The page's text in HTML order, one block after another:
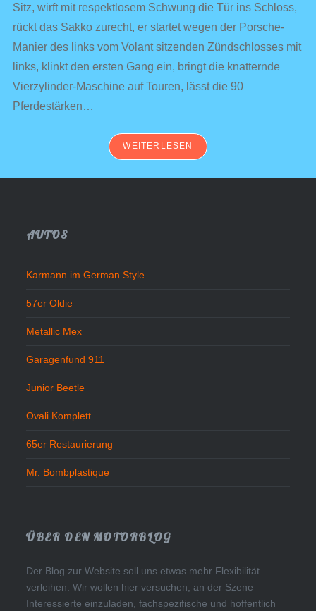
Sitz, wirft mit respektlosem Schwung die Tür ins Schloss,
rückt das Sakko zurecht, er startet wegen der Porsche-
Manier des links vom Volant sitzenden Zündschlosses mit
links, klinkt den ersten Gang ein, bringt die knatternde
Vierzylinder-Maschine auf Touren, lässt die 90
Pferdestärken…
WEITERLESEN
AUTOS
Karmann im German Style
57er Oldie
Metallic Mex
Garagenfund 911
Junior Beetle
Ovali Komplett
65er Restaurierung
Mr. Bombplastique
ÜBER DEN MOTORBLOG
Der Blog zur Website soll uns etwas mehr Flexibilität
verleihen. Wir wollen hier versuchen, an der Szene
Interessierte einzuladen, fachspezifische und hoffentlich